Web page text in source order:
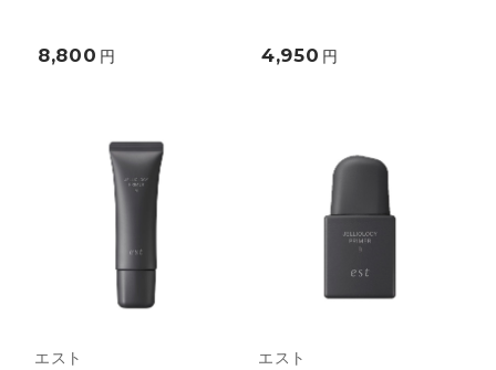
8,800 円 4,950 円
エスト エスト